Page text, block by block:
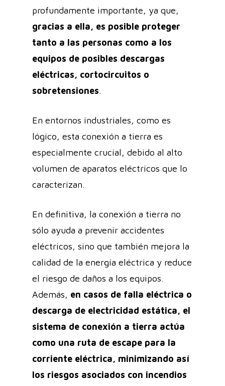
profundamente importante, ya que,
gracias a ella, es posible proteger
tanto a las personas como a los
equipos de posibles descargas
eléctricas, cortocircuitos o
sobretensiones.
En entornos industriales, como es
lógico, esta conexión a tierra es
especialmente crucial, debido al alto
volumen de aparatos eléctricos que lo
caracterizan.
En definitiva, la conexión a tierra no
sólo ayuda a prevenir accidentes
eléctricos, sino que también mejora la
calidad de la energía eléctrica y reduce
el riesgo de daños a los equipos.
Además, en casos de falla eléctrica o
descarga de electricidad estática, el
sistema de conexión a tierra actúa
como una ruta de escape para la
corriente eléctrica, minimizando así
los riesgos asociados con incendios